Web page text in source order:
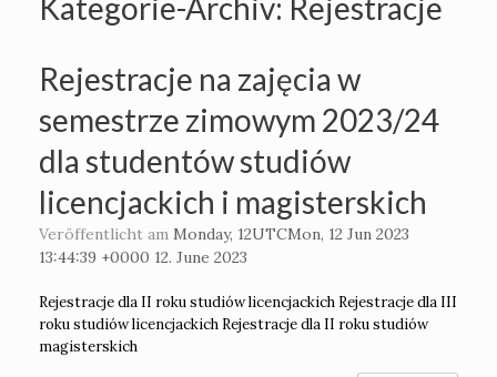
Kategorie-Archiv: Rejestracje
Rejestracje na zajęcia w
semestrze zimowym 2023/24
dla studentów studiów
licencjackich i magisterskich
Veröffentlicht am Monday, 12UTCMon, 12 Jun 2023
13:44:39 +0000 12. June 2023
Rejestracje dla II roku studiów licencjackich Rejestracje dla III
roku studiów licencjackich Rejestracje dla II roku studiów
magisterskich